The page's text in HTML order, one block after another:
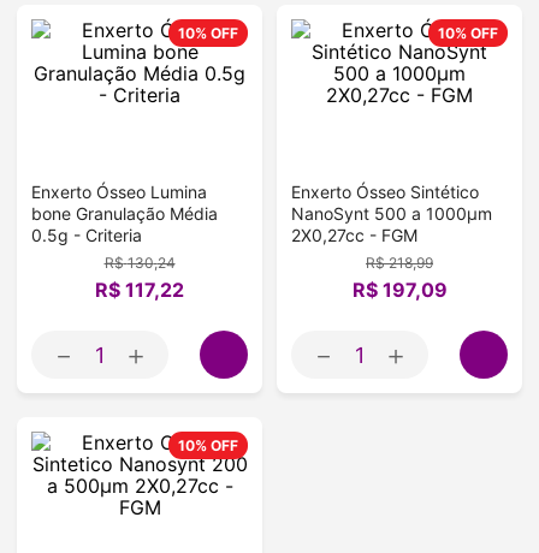
10% OFF
Enxerto Ósseo Lumina
bone Granulação Média
0.5g - Criteria
R$ 130,24
R$ 117,22
＋
－
10% OFF
Enxerto Ósseo Sintético
NanoSynt 500 a 1000µm
2X0,27cc - FGM
R$ 218,99
R$ 197,09
＋
－
10% OFF